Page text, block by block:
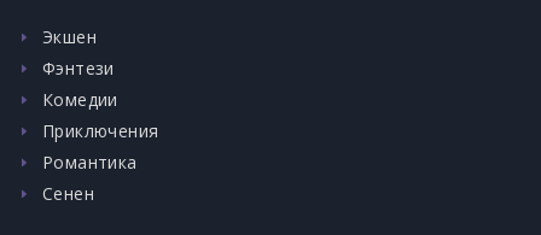
Экшен
Фэнтези
Комедии
Приключения
Романтика
Сенен